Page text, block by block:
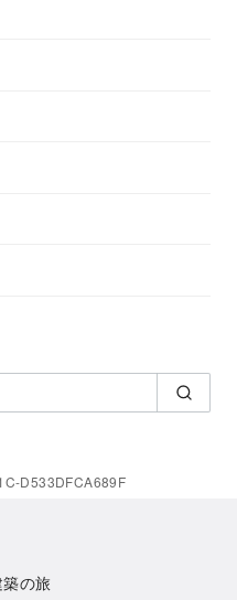
D533DFCA689F
の旅